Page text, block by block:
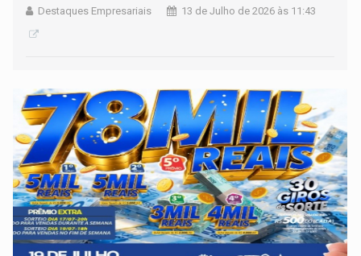
Destaques Empresariais 13 de Julho de 2026 às 11:43